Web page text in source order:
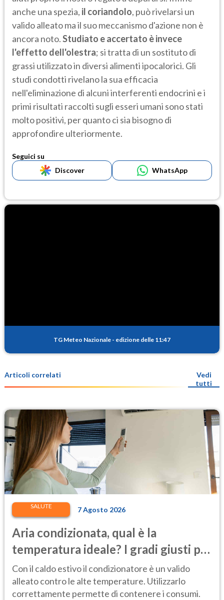
anche una spezia, il coriandolo, può rivelarsi un
valido alleato ma il suo meccanismo d'azione non è
ancora noto.Studiato e accertato è invece
l'effetto dell'olestra; si tratta di un sostituto di
grassi utilizzato in diversi alimenti ipocalorici. Gli
studi condotti rivelano la sua efficacia
nell'eliminazione di alcuni interferenti endocrini e i
primi risultati raccolti sugli esseri umani sono stati
molto positivi, per quanto ci sia bisogno di
approfondire ulteriormente.
Seguici su
Discover
WhatsApp
TG Meteo Nazionale - edizione delle 11:47
Articoli correlati
Vedi
tutti
SALUTE 7 Agosto 2026
Aria condizionata, qual è la
temperatura ideale? I gradi giusti per
stare bene e risparmiare
Con il caldo estivo il condizionatore è un valido
alleato contro le alte temperature. Utilizzarlo
correttamente permette di contenere i consumi.